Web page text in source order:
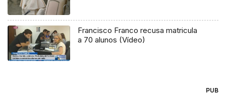
Francisco Franco recusa matricula
a 70 alunos (Vídeo)
PUB